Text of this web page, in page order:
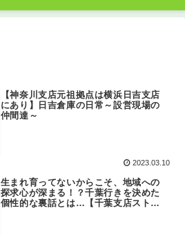
【神奈川支店元祖拠点は横浜日吉支店
にあり】日吉倉庫の日常～設営現場の
仲間達～
2023.03.10
生まれ育ってないからこそ、地域への
探求心が深まる！？千葉行きを決めた
個性的な裏話とは…【千葉支店ストー